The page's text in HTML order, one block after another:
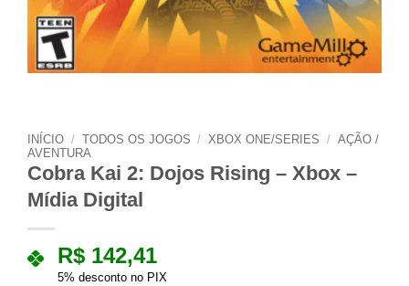
INÍCIO / TODOS OS JOGOS / XBOX ONE/SERIES / AÇÃO /
AVENTURA
Cobra Kai 2: Dojos Rising – Xbox –
Mídia Digital
R$ 142,41
5% desconto no PIX